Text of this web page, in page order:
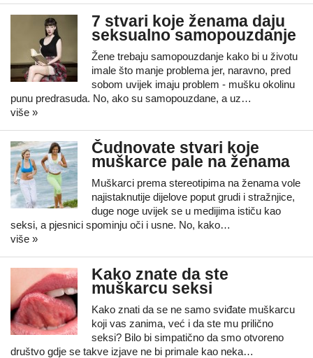
7 stvari koje ženama daju
seksualno samopouzdanje
Žene trebaju samopouzdanje kako bi u životu
imale što manje problema jer, naravno, pred
sobom uvijek imaju problem - mušku okolinu
punu predrasuda. No, ako su samopouzdane, a uz…
više »
Čudnovate stvari koje
muškarce pale na ženama
Muškarci prema stereotipima na ženama vole
najistaknutije dijelove poput grudi i stražnjice,
duge noge uvijek se u medijima ističu kao
seksi, a pjesnici spominju oči i usne. No, kako…
više »
Kako znate da ste
muškarcu seksi
Kako znati da se ne samo sviđate muškarcu
koji vas zanima, već i da ste mu prilično
seksi? Bilo bi simpatično da smo otvoreno
društvo gdje se takve izjave ne bi primale kao neka…